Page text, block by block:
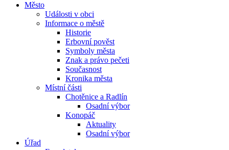
Město
Události v obci
Informace o městě
Historie
Erbovní pověst
Symboly města
Znak a právo pečeti
Současnost
Kronika města
Místní části
Chotěnice a Radlín
Osadní výbor
Konopáč
Aktuality
Osadní výbor
Úřad